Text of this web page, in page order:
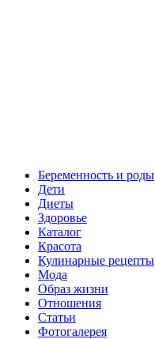
Беременность и роды
Дети
Диеты
Здоровье
Каталог
Красота
Кулинарные рецепты
Мода
Образ жизни
Отношения
Статьи
Фотогалерея